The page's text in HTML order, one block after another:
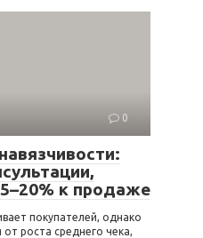
0
к продаже
покупателей, однако
роста среднего чека,